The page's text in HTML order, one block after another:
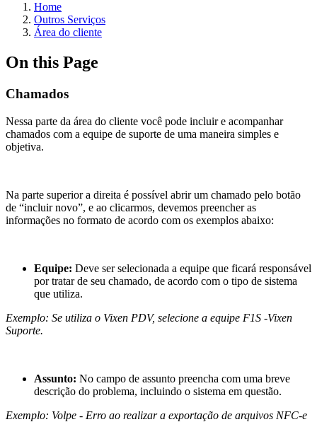
Home
Outros Serviços
Área do cliente
On this Page
Chamados
Nessa parte da área do cliente você pode incluir e acompanhar
chamados com a equipe de suporte de uma maneira simples e
objetiva.
Na parte superior a direita é possível abrir um chamado pelo botão
de “incluir novo”, e ao clicarmos, devemos preencher as
informações no formato de acordo com os exemplos abaixo:
Equipe: Deve ser selecionada a equipe que ficará responsável
por tratar de seu chamado, de acordo com o tipo de sistema
que utiliza.
Exemplo: Se utiliza o Vixen PDV, selecione a equipe F1S -Vixen
Suporte.
Assunto: No campo de assunto preencha com uma breve
descrição do problema, incluindo o sistema em questão.
Exemplo: Volpe - Erro ao realizar a exportação de arquivos NFC-e